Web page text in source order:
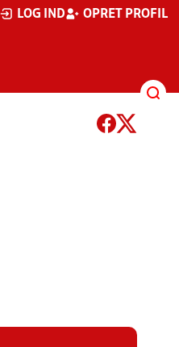
LOG IND OPRET PROFIL